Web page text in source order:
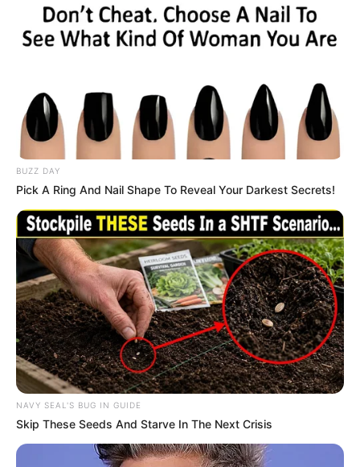
BUZZ DAY
Pick A Ring And Nail Shape To Reveal Your Darkest Secrets!
NAVY SEAL'S BUG IN GUIDE
Skip These Seeds And Starve In The Next Crisis